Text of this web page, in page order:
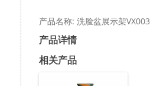
产品名称: 洗脸盆展示架VX003
产品详情
相关产品